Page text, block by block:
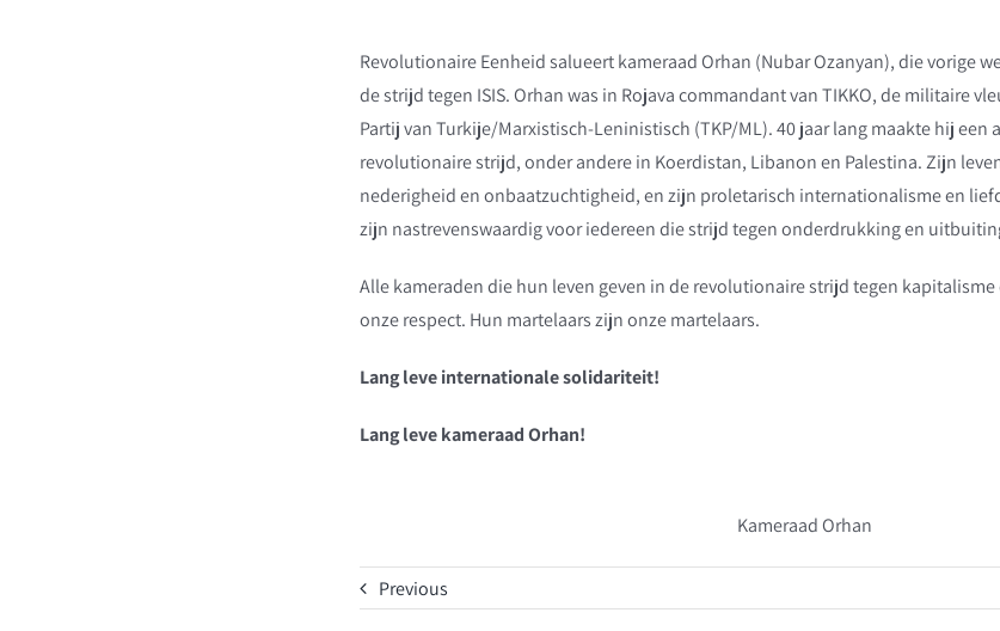
Revolutionaire Eenheid salueert kameraad Orhan (Nubar Ozanyan), die vorige
de strijd tegen ISIS. Orhan was in Rojava commandant van TIKKO, de militaire
Partij van Turkije/Marxistisch-Leninistisch (TKP/ML). 40 jaar lang maakte hij een
revolutionaire strijd, onder andere in Koerdistan, Libanon en Palestina. Zijn
nederigheid en onbaatzuchtigheid, en zijn proletarisch internationalisme en
zijn nastrevenswaardig voor iedereen die strijd tegen onderdrukking en
Alle kameraden die hun leven geven in de revolutionaire strijd tegen
onze respect. Hun martelaars zijn onze martelaars.
Lang leve internationale solidariteit!
Lang leve kameraad Orhan!
Kameraad Orhan
Previous